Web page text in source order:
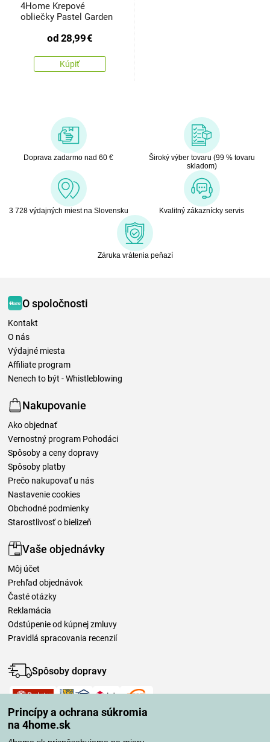
Princípy a ochrana súkromia
na 4home.sk
4Home Krepové
obliečky Pastel Garden
od 28,99€
Kúpiť
Doprava zadarmo nad 60 €
Široký výber tovaru (99 % tovaru
skladom)
3 728 výdajných miest na Slovensku Kvalitný zákaznícky servis
Záruka vrátenia peňazí
O spoločnosti
Kontakt
O nás
Výdajné miesta
Affiliate program
Nenech to být - Whistleblowing
Nakupovanie
Ako objednať
Vernostný program Pohodáci
Spôsoby a ceny dopravy
Spôsoby platby
Prečo nakupovať u nás
Nastavenie cookies
Obchodné podmienky
Starostlivosť o bielizeň
Vaše objednávky
Môj účet
Prehľad objednávok
Časté otázky
Reklamácia
Odstúpenie od kúpnej zmluvy
Pravidlá spracovania recenzií
Spôsoby dopravy
Spôsoby platby